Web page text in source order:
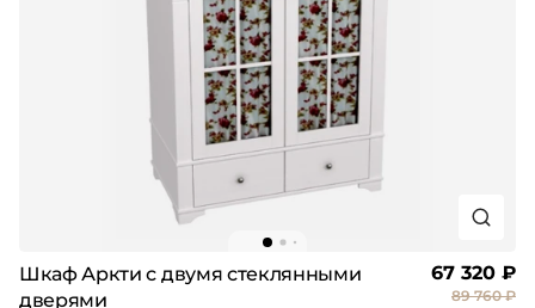
Шкаф Аркти с двумя стеклянными
дверями
67 320 ₽
89 760 ₽